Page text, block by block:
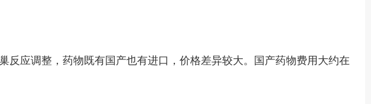
应调整，药物既有国产也有进口，价格差异较大。国产药物费用大约在